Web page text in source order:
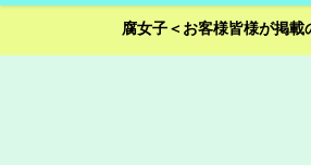
腐女子＜お客様皆様が掲